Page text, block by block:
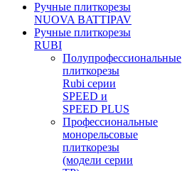
Ручные плиткорезы
NUOVA BATTIPAV
Ручные плиткорезы
RUBI
Полупрофессиональные
плиткорезы
Rubi серии
SPEED и
SPEED PLUS
Профессиональные
монорельсовые
плиткорезы
(модели серии